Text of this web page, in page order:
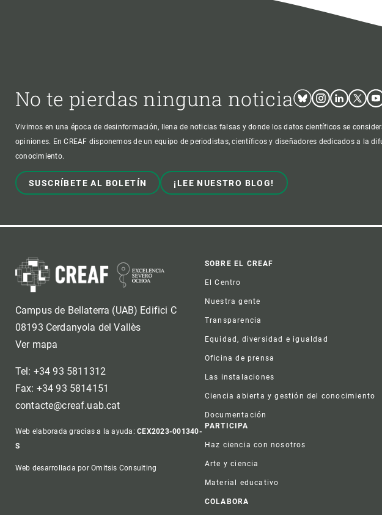
No te pierdas ninguna noticiaBlueskyInstagram
LinkedinTwitter
Vivimos en una época de desinformación, llena de noticias falsas y donde los datos científicos se
opiniones. En CREAF disponemos de un equipo de periodistas, científicos y diseñadores dedicados a la
conocimiento.
SUSCRÍBETE AL BOLETÍN ¡LEE NUESTRO BLOG!
Campus de Bellaterra (UAB) Edifici C
08193 Cerdanyola del Vallès
Ver mapa
Tel: +34 93 5811312
Fax: +34 93 5814151
contacte@creaf.uab.cat
Web elaborada gracias a la ayuda:CEX2023-001340-
S
Web desarrollada por Omitsis Consulting
Footer
SOBRE EL CREAF
El Centro
Nuestra gente
Transparencia
Equidad, diversidad e igualdad
Oficina de prensa
Las instalaciones
Ciencia abierta y gestión del conocimiento
Documentación
PARTICIPA
Haz ciencia con nosotros
Arte y ciencia
Material educativo
COLABORA